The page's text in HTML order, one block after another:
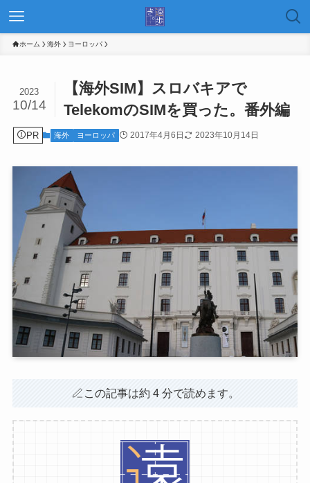
ホーム 海外 ヨーロッパ
【海外SIM】スロバキアで
TelekomのSIMを買った。番外編
2023
10/14
PR 海外 ヨーロッパ 2017年4月6日 2023年10月14日
この記事は約 4 分で読めます。